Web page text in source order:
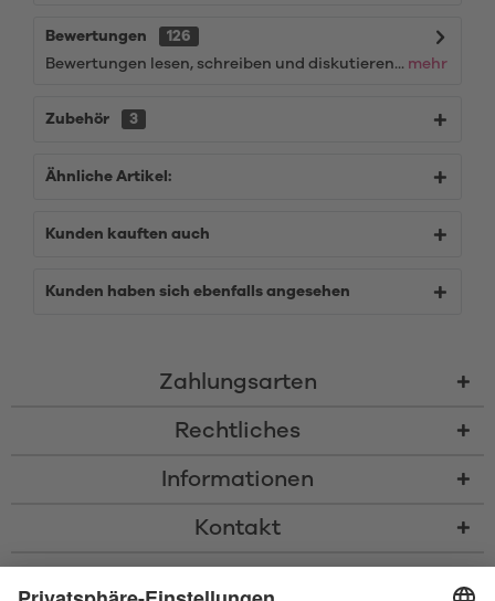
Bewertungen
126
Bewertungen lesen, schreiben und diskutieren... mehr
Zubehör 3
Ähnliche Artikel:
Kunden kauften auch
Kunden haben sich ebenfalls angesehen
Zahlungsarten
Rechtliches
Informationen
Kontakt